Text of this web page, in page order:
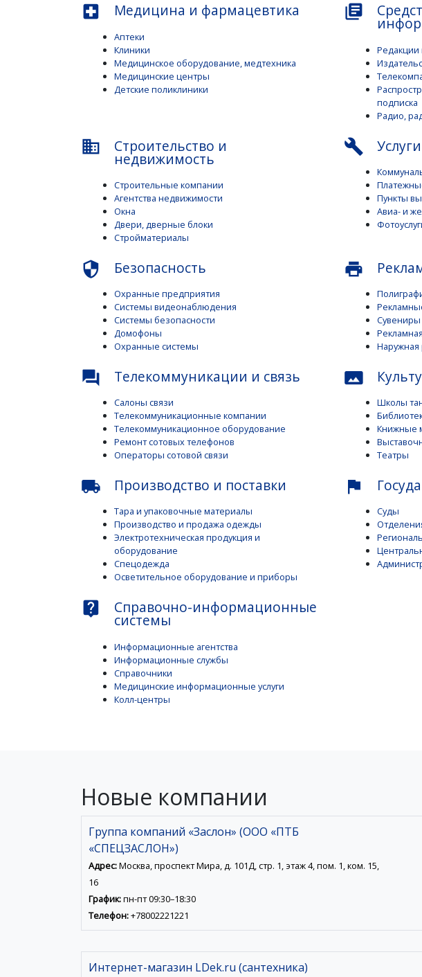
local_hospital Медицина и фармацевтика
Аптеки
Клиники
Медицинское оборудование, медтехника
Медицинские центры
Детские поликлиники
library_books
Редакции
подписка
Радио,
business Строительство и
недвижимость
Строительные компании
Агентства недвижимости
Окна
Двери, дверные блоки
Стройматериалы
build Услуги
Пункты
Авиа- и
security Безопасность
Охранные предприятия
Системы видеонаблюдения
Системы безопасности
Домофоны
Охранные системы
print
Сувениры
Наружная
question_answer Телекоммуникации и связь
Салоны связи
Телекоммуникационные компании
Телекоммуникационное оборудование
Ремонт сотовых телефонов
Операторы сотовой связи
panorama
Школы
Книжные
Театры
local_shipping Производство и поставки
Тара и упаковочные материалы
Производство и продажа одежды
Электротехническая продукция и
оборудование
Спецодежда
Осветительное оборудование и приборы
flag
Суды
live_help Справочно-информационные
системы
Информационные агентства
Информационные службы
Справочники
Медицинские информационные услуги
Колл-центры
Новые компании
Группа компаний «Заслон» (ООО «ПТБ
«СПЕЦЗАСЛОН»)
Адрес:Москва, проспект Мира, д. 101Д, стр. 1, этаж 4, пом. 1, ком. 15,
16
График:пн-пт 09:30–18:30
Телефон:+78002221221
Интернет-магазин LDek.ru (сантехника)